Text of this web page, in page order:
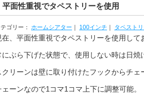
平面性重視でタペストリーを使用
ゴリー： ホームシアター 100インチ タペスト
在、平面性重視でタペストリーを使用して
にぶら下げた状態で、使用しない時は日焼
クリーンは壁に取り付けたフックからチェ
ェーンなので1コマ1コマ上下に調整可能。